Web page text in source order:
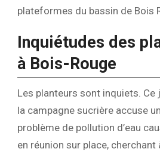
plateformes du bassin de Bois
Inquiétudes des
à Bois-Rouge
Les planteurs sont inquiets. Ce
la campagne sucrière accuse
problème de pollution d’eau
en réunion sur place,